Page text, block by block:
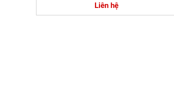
Liên hệ